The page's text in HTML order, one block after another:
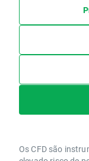
Os CFD são